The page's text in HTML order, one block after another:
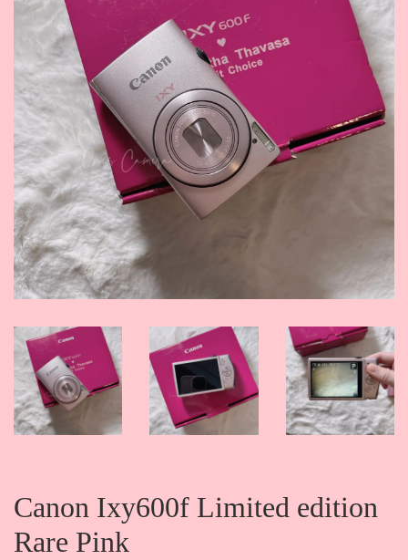
Canon Ixy600f Limited edition
Rare Pink